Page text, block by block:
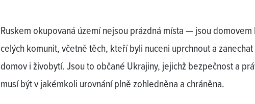
Ruskem okupovaná území nejsou prázdná místa — jsou domovem
celých komunit, včetně těch, kteří byli nuceni uprchnout a zanechat
domov i živobytí. Jsou to občané Ukrajiny, jejichž bezpečnost a
musí být v jakémkoli urovnání plně zohledněna a chráněna.